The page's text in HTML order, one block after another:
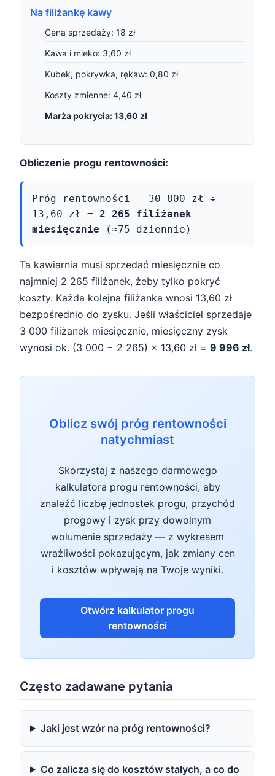
Na filiżankę kawy
Cena sprzedaży: 18 zł
Kawa i mleko: 3,60 zł
Kubek, pokrywka, rękaw: 0,80 zł
Koszty zmienne: 4,40 zł
Marża pokrycia: 13,60 zł
Obliczenie progu rentowności:
Próg rentowności = 30 800 zł ÷
13,60 zł = 2 265 filiżanek
miesięcznie (≈75 dziennie)
Ta kawiarnia musi sprzedać miesięcznie co
najmniej 2 265 filiżanek, żeby tylko pokryć
koszty. Każda kolejna filiżanka wnosi 13,60 zł
bezpośrednio do zysku. Jeśli właściciel sprzedaje
3 000 filiżanek miesięcznie, miesięczny zysk
wynosi ok. (3 000 − 2 265) × 13,60 zł = 9 996 zł.
Oblicz swój próg rentowności
natychmiast
Skorzystaj z naszego darmowego
kalkulatora progu rentowności, aby
znaleźć liczbę jednostek progu, przychód
progowy i zysk przy dowolnym
wolumenie sprzedaży — z wykresem
wrażliwości pokazującym, jak zmiany cen
i kosztów wpływają na Twoje wyniki.
Otwórz kalkulator progu
rentowności
Często zadawane pytania
Jaki jest wzór na próg rentowności?
Co zalicza się do kosztów stałych, a co do